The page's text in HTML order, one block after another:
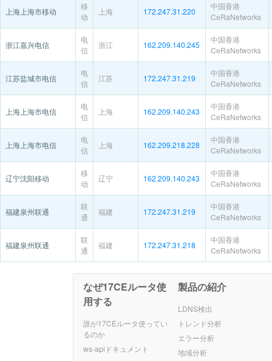
上海上海市移动
移
动
上海 172.247.31.220
中国香港
CeRaNetworks
浙江嘉兴电信
电
信
浙江 162.209.140.245
中国香港
CeRaNetworks
江苏盐城市电信
电
信
江苏 172.247.31.219
中国香港
CeRaNetworks
上海上海市电信
电
信
上海 162.209.140.243
中国香港
CeRaNetworks
上海上海市电信
电
信
上海 162.209.218.228
中国香港
CeRaNetworks
辽宁沈阳移动
移
动
辽宁 162.209.140.243
中国香港
CeRaNetworks
福建泉州联通
联
通
福建 172.247.31.219
中国香港
CeRaNetworks
福建泉州联通
联
通
福建 172.247.31.218
中国香港
CeRaNetworks
なぜ17CEルータ使
用する
誰が17CEルータ使ってい
るのか
ws-apiドキュメント
製品の紹介
LDNS検出
トレンド分析
エラー分析
地域分析